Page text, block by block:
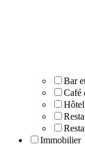
Bar
Café
Hôtel
Immobilier